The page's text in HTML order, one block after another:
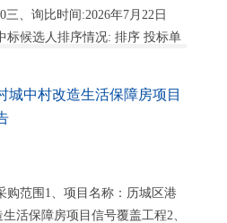
三、询比时间:2026年7月22日
标候选人排序情况: 排序 投标单
城中村改造生活保障房项目
购范围1、项目名称：历城区港
活保障房项目信号覆盖工程2、